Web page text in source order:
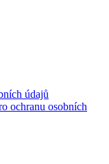
údajů
ochranu osobních